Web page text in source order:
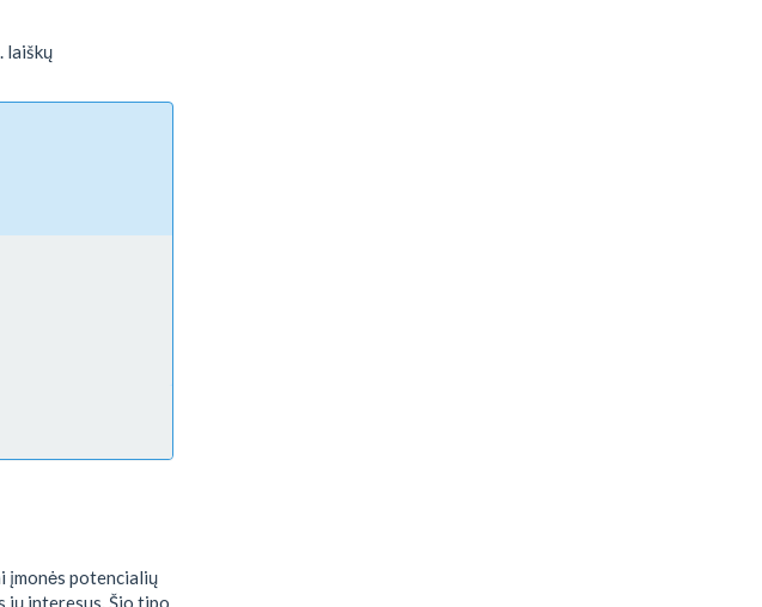
laiškų
įmonės potencialių
jų interesus. Šio tipo